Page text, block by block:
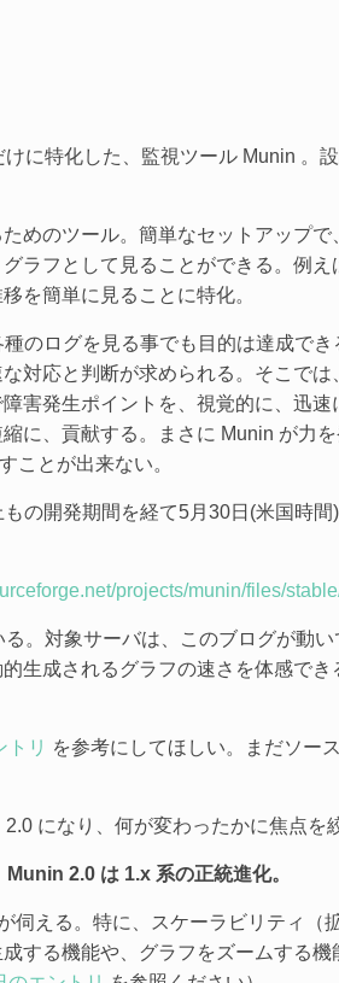
に特化した、監視ツール Munin 。
めのツール。簡単なセットアップで
ラフとして見ることができる。例
を簡単に見ることに特化。
のログを見る事でも目的は達成でき
対応と判断が求められる。そこでは
害発生ポイントを、視覚的に、迅速
に、貢献する。まさに Munin が力
ことが出来ない。
の開発期間を経て5月30日(米国時間
projects/munin/files/
る。対象サーバは、このブログが動い
生成されるグラフの速さを体感でき
トリ を参考にしてほしい。まだソー
になり、何が変わったかに焦点を
Munin 2.0 は 1.x 系の正統進化。
伺える。特に、スケーラビリティ（
する機能や、グラフをズームする機